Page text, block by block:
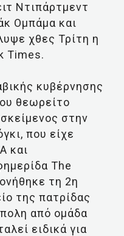
Ντιπάρτμεντ
Ομπάμα και
χθες Τρίτη η
Times.
κυβέρνησης
θεωρείτο
στην
που είχε
και
The
τη 2η
της πατρίδας
από ομάδα
ειδικά για